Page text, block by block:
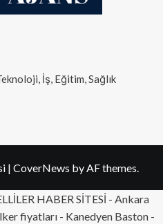
İş, Eğitim, Sağlık
| CoverNews by AF themes.
HABER SİTESİ - Ankara
fiyatları - Kanedyen Baston -